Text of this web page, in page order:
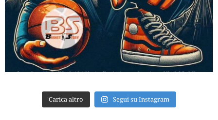
Carica altro Segui su Instagram